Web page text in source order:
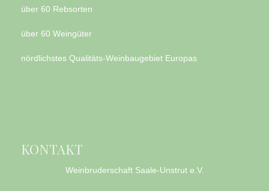
über 60 Rebsorten
über 60 Weingüter
nördlichstes Qualitäts-Weinbaugebiet Europas
KONTAKT
Weinbruderschaft Saale-Unstrut e.V.